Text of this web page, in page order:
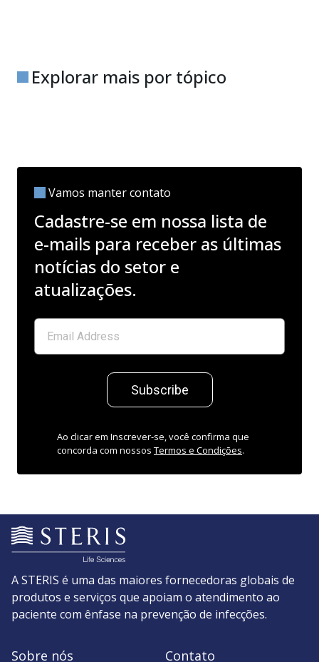
Explorar mais por tópico
Vamos manter contato
Cadastre-se em nossa lista de
e-mails para receber as últimas
notícias do setor e
atualizações.
Subscribe
Ao clicar em Inscrever-se, você confirma que
concorda com nossos Termos e Condições.
A STERIS é uma das maiores fornecedoras globais de
produtos e serviços que apoiam o atendimento ao
paciente com ênfase na prevenção de infecções.
Sobre nós
Contato